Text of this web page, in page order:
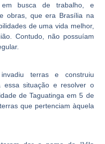
em busca de trabalho, e
obras, que era Brasília na
de uma vida melhor,
Contudo, não possuíam
terras e construiu
essa situação e resolver o
de Taguatinga em 5 de
que pertenciam àquela